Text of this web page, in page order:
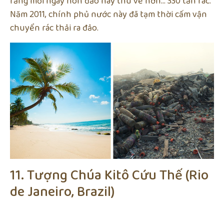
Năm 2011, chính phủ nước này đã tạm thời cấm vận
chuyển rác thải ra đảo.
11. Tượng Chúa Kitô Cứu Thế (Rio
de Janeiro, Brazil)